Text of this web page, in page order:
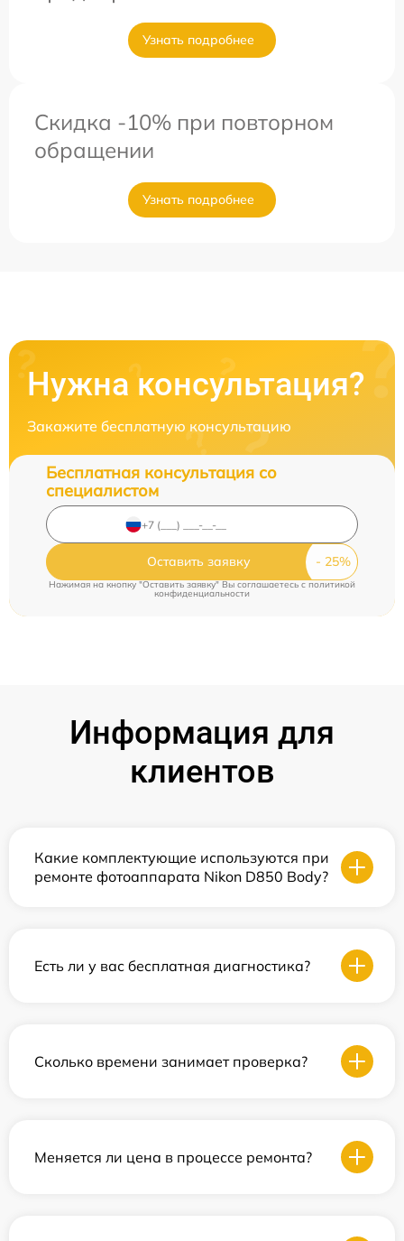
Узнать подробнее
Скидка -10% при повторном
обращении
Узнать подробнее
Нужна консультация?
Закажите бесплатную консультацию
Бесплатная консультация со
специалистом
Оставить заявку
Нажимая на кнопку "Оставить заявку" Вы соглашаетесь cполитикой
конфиденциальности
Информация для
клиентов
Какие комплектующие используются при
ремонте фотоаппарата Nikon D850 Body?
Есть ли у вас бесплатная диагностика?
Сколько времени занимает проверка?
Меняется ли цена в процессе ремонта?